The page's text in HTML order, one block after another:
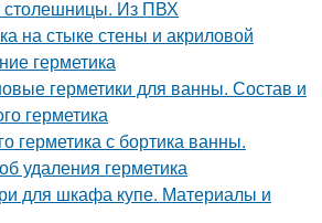
столешницы. Из ПВХ
на стыке стены и акриловой
герметика
герметики для ванны. Состав и
герметика
герметика с бортика ванны.
удаления герметика
для шкафа купе. Материалы и